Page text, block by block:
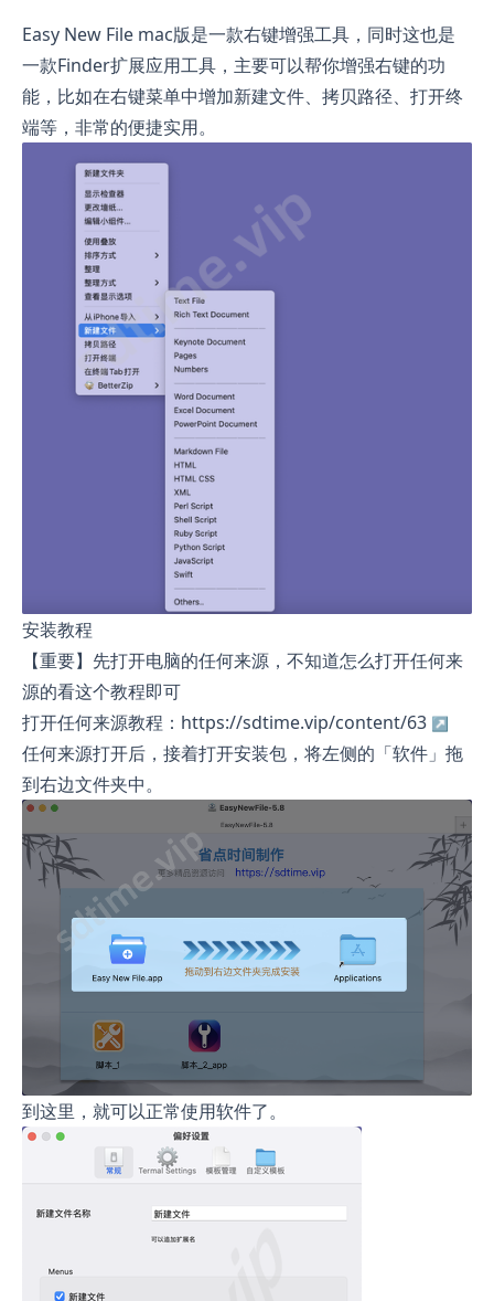
Easy New File mac版是一款右键增强工具，同时这也是
一款Finder扩展应用工具，主要可以帮你增强右键的功
能，比如在右键菜单中增加新建文件、拷贝路径、打开终
端等，非常的便捷实用。
安装教程
【重要】先打开电脑的任何来源，不知道怎么打开任何来
源的看这个教程即可
打开任何来源教程：https://sdtime.vip/content/63
任何来源打开后，接着打开安装包，将左侧的「软件」拖
到右边文件夹中。
到这里，就可以正常使用软件了。